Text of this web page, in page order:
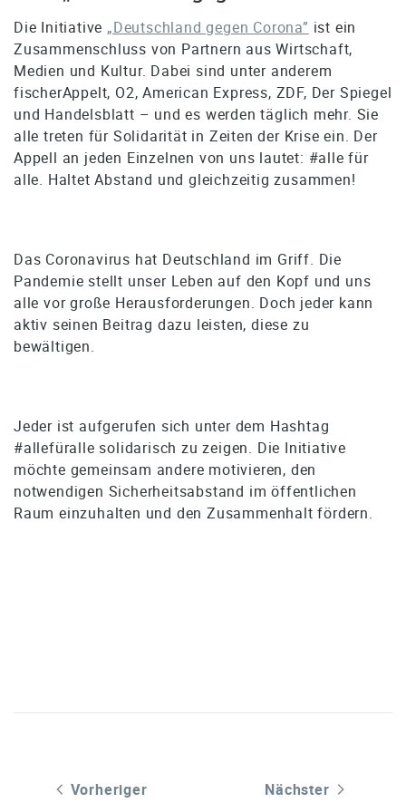
Die Initiative „Deutschland gegen Corona” ist ein
Zusammenschluss von Partnern aus Wirtschaft,
Medien und Kultur. Dabei sind unter anderem
fischerAppelt, O2, American Express, ZDF, Der Spiegel
und Handelsblatt – und es werden täglich mehr. Sie
alle treten für Solidarität in Zeiten der Krise ein. Der
Appell an jeden Einzelnen von uns lautet: #alle für
alle. Haltet Abstand und gleichzeitig zusammen!
Das Coronavirus hat Deutschland im Griff. Die
Pandemie stellt unser Leben auf den Kopf und uns
alle vor große Herausforderungen. Doch jeder kann
aktiv seinen Beitrag dazu leisten, diese zu
bewältigen.
Jeder ist aufgerufen sich unter dem Hashtag
#allefüralle solidarisch zu zeigen. Die Initiative
möchte gemeinsam andere motivieren, den
notwendigen Sicherheitsabstand im öffentlichen
Raum einzuhalten und den Zusammenhalt fördern.
Vorheriger Nächster